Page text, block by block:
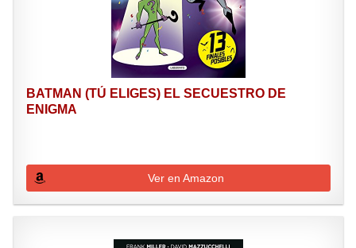
BATMAN (TÚ ELIGES) EL SECUESTRO DE
ENIGMA
Ver en Amazon